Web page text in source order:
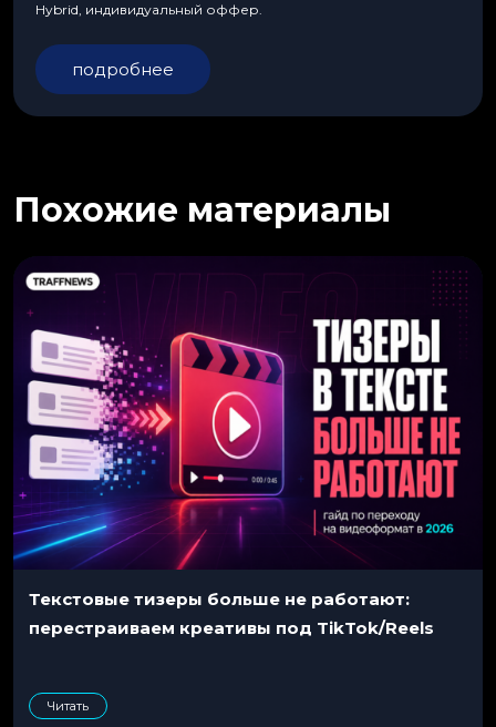
Hybrid, индивидуальный оффер.
подробнее
Похожие материалы
Текстовые тизеры больше не работают:
перестраиваем креативы под TikTok/Reels
Читать